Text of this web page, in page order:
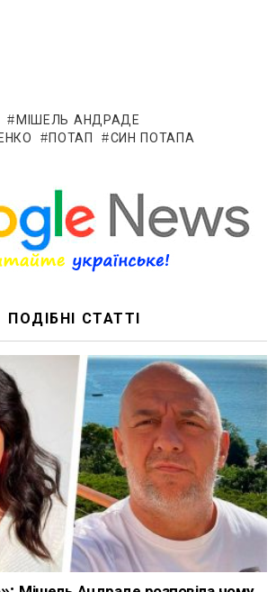
МІШЕЛЬ АНДРАДЕ
ПОТАП СИН ПОТАПА
ПОДІБНІ СТАТТІ